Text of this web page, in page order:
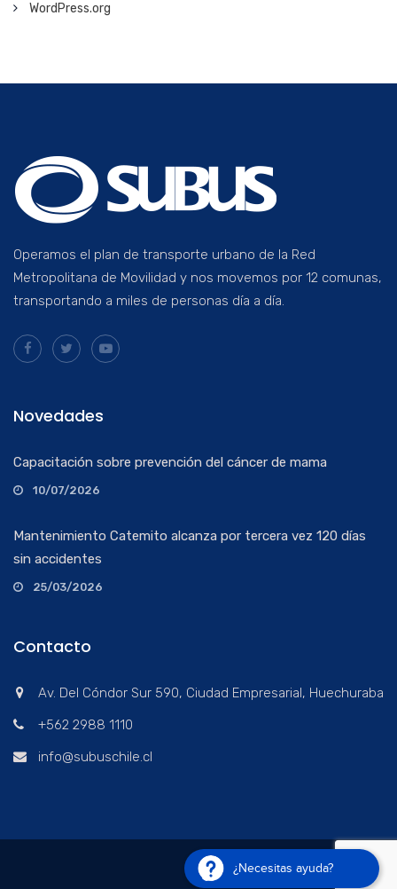
WordPress.org
Operamos el plan de transporte urbano de la Red
Metropolitana de Movilidad y nos movemos por 12 comunas,
transportando a miles de personas día a día.
Novedades
Capacitación sobre prevención del cáncer de mama
10/07/2026
Mantenimiento Catemito alcanza por tercera vez 120 días
sin accidentes
25/03/2026
Contacto
Av. Del Cóndor Sur 590, Ciudad Empresarial, Huechuraba
+562 2988 1110
info@subuschile.cl